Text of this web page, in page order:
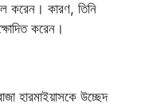
করেন। কারণ, তিনি
করেন।
হারমাইয়াসকে উচ্ছেদ